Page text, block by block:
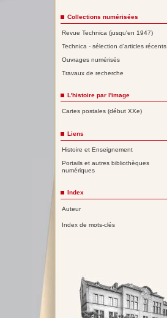
Collections numérisées
Revue Technica (jusqu'en 1947)
Technica - sélection d'articles récents
Ouvrages numérisés
Travaux de recherche
L'histoire par l'image
Cartes postales (début XXe)
Liens
Histoire et Enseignement
Portails et autres bibliothèques
numériques
Index
Auteur
Index de mots-clés